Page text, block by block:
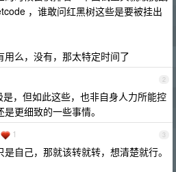
，谁敢问红黑树这些是要被挂出
用么，没有，那太特定时间了
2
，但如此这些，也非自身人力所能控
更细致的一些事情。
3
1
自己，那就该转就转，想清楚就行。